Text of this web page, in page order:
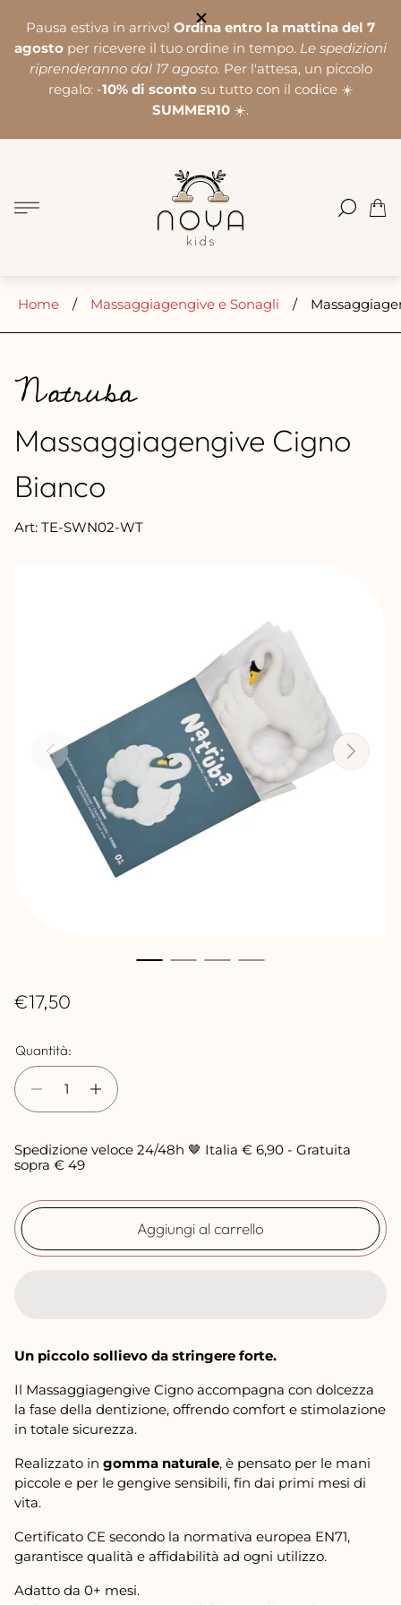
Pausa estiva in arrivo! Ordina entro la mattina del 7
agosto per ricevere il tuo ordine in tempo. Le spedizioni
riprenderanno dal 17 agosto. Per l'attesa, un piccolo
regalo: -10% di scontosu tutto con il codice ☀️
SUMMER10 ☀️.
del
negozio"
Home / Massaggiagengive e Sonagli /
Natruba
Massaggiagengive Cigno
Bianco
Art: TE-SWN02-WT
P
e
z
z
o
n
r
m
€17,50
Quantità:
Spedizione veloce 24/48h 🤎 Italia € 6,90 - Gratuita
sopra € 49
Aggiungi al carrello
Un piccolo sollievo da stringere forte.
Il Massaggiagengive Cigno accompagna con dolcezza
la fase della dentizione, offrendo comfort e stimolazione
in totale sicurezza.
Realizzato in gomma naturale, è pensato per le mani
piccole e per le gengive sensibili, fin dai primi mesi di
vita.
Certificato CE secondo la normativa europea EN71,
garantisce qualità e affidabilità ad ogni utilizzo.
Adatto da 0+ mesi.